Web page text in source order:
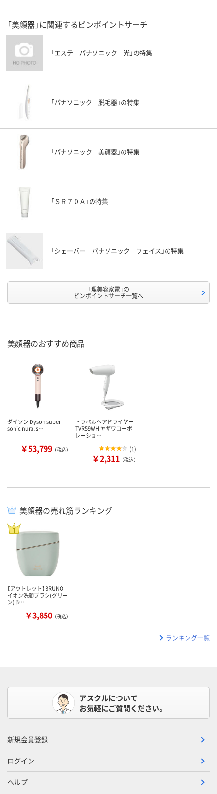
「美顔器」に関連するピンポイントサーチ
「エステ パナソニック 光」の特集
「パナソニック 脱毛器」の特集
「パナソニック 美顔器」の特集
「ＳＲ７０Ａ」の特集
「シェーバー パナソニック フェイス」の特集
「理美容家電」の
ピンポイントサーチ一覧へ
美顔器のおすすめ商品
ダイソン Dyson super
sonic nural s…
￥53,799 （税込）
トラベルヘアドライヤー
TVR59WH ヤザワコーポ
レーショ…
(1)
￥2,311 （税込）
美顔器の売れ筋ランキング
【アウトレット】BRUNO
イオン洗顔ブラシ(グリー
ン) B…
￥3,850 （税込）
ランキング一覧
アスクルについて
お気軽にご質問ください。
新規会員登録
ログイン
ヘルプ